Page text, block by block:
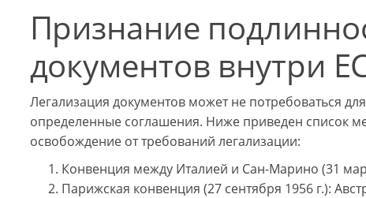
Признание
документов внутри
Легализация документов может не потребоваться
определенные соглашения. Ниже приведен список
освобождение от требований легализации:
Конвенция между Италией и Сан-Марино (31
Парижская конвенция (27 сентября 1956 г.):